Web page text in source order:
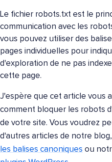
Le fichier robots.txt est le
communication avec les
vous pouvez utiliser des
pages individuelles pour
d'exploration de ne pas
cette page.
J'espère que cet article vous
comment bloquer les robots
de votre site. Vous voudrez
d'autres articles de notre
les balises canoniques ou